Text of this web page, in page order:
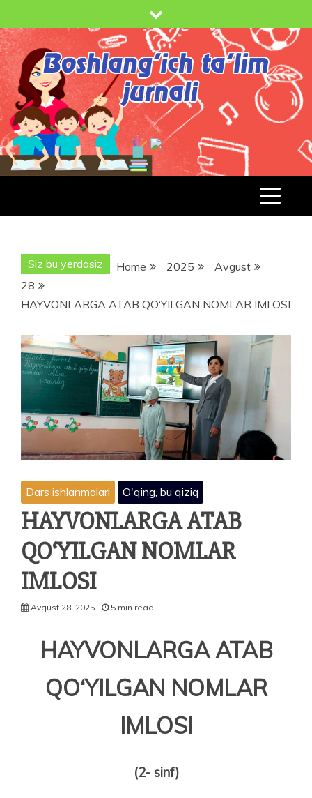
to
content
BT-
JURNAL.UZ
BOSHLANG'ICH TA'LIM JURNALI
Siz bu yerdasiz Home 2025
Avgust
28
HAYVONLARGA ATAB QO‘YILGAN NOMLAR IMLOSI
Dars ishlanmalari O'qing, bu qiziq
HAYVONLARGA ATAB
QO‘YILGAN NOMLAR
IMLOSI
Avgust 28, 2025 5 min read
HAYVONLARGA ATAB
QO‘YILGAN NOMLAR
IMLOSI
(2- sinf)